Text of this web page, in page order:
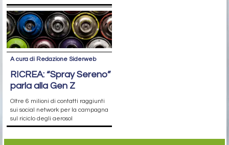
A cura di Redazione Siderweb
RICREA: “Spray Sereno”
parla alla Gen Z
Oltre 6 milioni di contatti raggiunti
sui social network per la campagna
sul riciclo degli aerosol